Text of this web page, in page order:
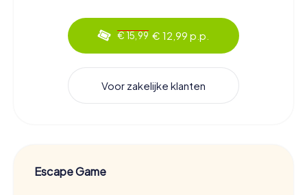
€ 15,99 € 12,99 p.p.
Voor zakelijke klanten
Escape Game